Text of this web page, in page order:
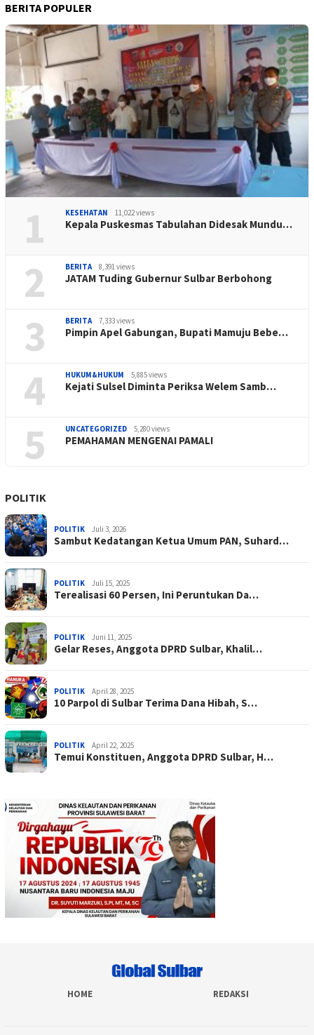
BERITA POPULER
1 KESEHATAN 11,022 views
Kepala Puskesmas Tabulahan Didesak Mundu…
2 BERITA 8,391 views
JATAM Tuding Gubernur Sulbar Berbohong
3 BERITA 7,333 views
Pimpin Apel Gabungan, Bupati Mamuju Bebe…
4 HUKUM&HUKUM 5,885 views
Kejati Sulsel Diminta Periksa Welem Samb…
5 UNCATEGORIZED 5,280 views
PEMAHAMAN MENGENAI PAMALI
POLITIK
POLITIK Juli 3, 2026
Sambut Kedatangan Ketua Umum PAN, Suhard…
POLITIK Juli 15, 2025
Terealisasi 60 Persen, Ini Peruntukan Da…
POLITIK Juni 11, 2025
Gelar Reses, Anggota DPRD Sulbar, Khalil…
POLITIK April 28, 2025
10 Parpol di Sulbar Terima Dana Hibah, S…
POLITIK April 22, 2025
Temui Konstituen, Anggota DPRD Sulbar, H…
HOME REDAKSI